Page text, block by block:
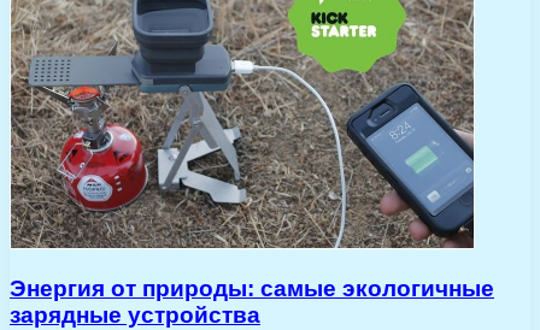
Энергия от природы: самые экологичные
зарядные устройства